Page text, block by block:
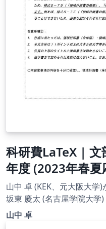
科研費LaTeX | 文
年度 (2023年春夏
研究 | 学術変革領域研究(B) (領域計画
書（全体版)) |
山中 卓 (KEK、元大阪大学)
坂東 慶太 (名古屋学院大学
しています。 詳細はこちら
http://
山中 卓